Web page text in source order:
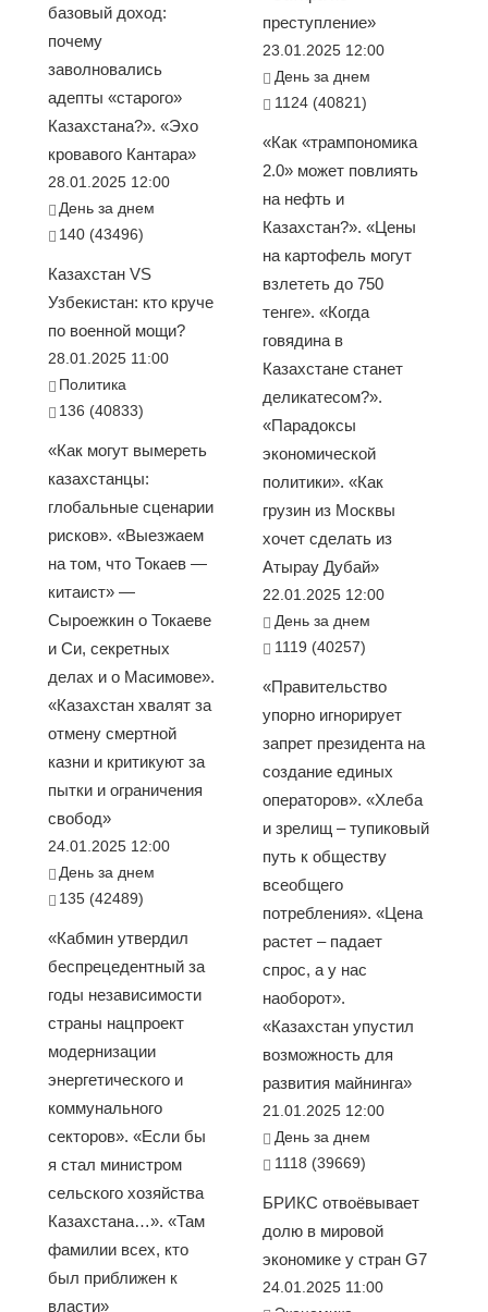
базовый доход:
почему
заволновались
адепты «старого»
Казахстана?». «Эхо
кровавого Кантара»
28.01.2025 12:00
День за днем
140 (43496)
Казахстан VS
Узбекистан: кто круче
по военной мощи?
28.01.2025 11:00
Политика
136 (40833)
«Как могут вымереть
казахстанцы:
глобальные сценарии
рисков». «Выезжаем
на том, что Токаев —
китаист» —
Сыроежкин о Токаеве
и Си, секретных
делах и о Масимове».
«Казахстан хвалят за
отмену смертной
казни и критикуют за
пытки и ограничения
свобод»
24.01.2025 12:00
День за днем
135 (42489)
«Кабмин утвердил
беспрецедентный за
годы независимости
страны нацпроект
модернизации
энергетического и
коммунального
секторов». «Если бы
я стал министром
сельского хозяйства
Казахстана…». «Там
фамилии всех, кто
был приближен к
власти»
преступление»
23.01.2025 12:00
День за днем
1124 (40821)
«Как «трампономика
2.0» может повлиять
на нефть и
Казахстан?». «Цены
на картофель могут
взлететь до 750
тенге». «Когда
говядина в
Казахстане станет
деликатесом?».
«Парадоксы
экономической
политики». «Как
грузин из Москвы
хочет сделать из
Атырау Дубай»
22.01.2025 12:00
День за днем
1119 (40257)
«Правительство
упорно игнорирует
запрет президента на
создание единых
операторов». «Хлеба
и зрелищ – тупиковый
путь к обществу
всеобщего
потребления». «Цена
растет – падает
спрос, а у нас
наоборот».
«Казахстан упустил
возможность для
развития майнинга»
21.01.2025 12:00
День за днем
1118 (39669)
БРИКС отвоёвывает
долю в мировой
экономике у стран G7
24.01.2025 11:00